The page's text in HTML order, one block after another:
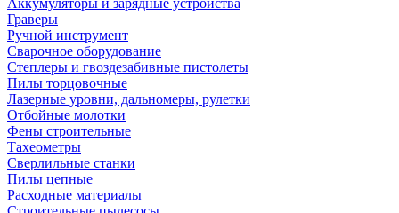
Аккумуляторы и зарядные устройства
Граверы
Ручной инструмент
Сварочное оборудование
Степлеры и гвоздезабивные пистолеты
Пилы торцовочные
Лазерные уровни, дальномеры, рулетки
Отбойные молотки
Фены строительные
Тахеометры
Сверлильные станки
Пилы цепные
Расходные материалы